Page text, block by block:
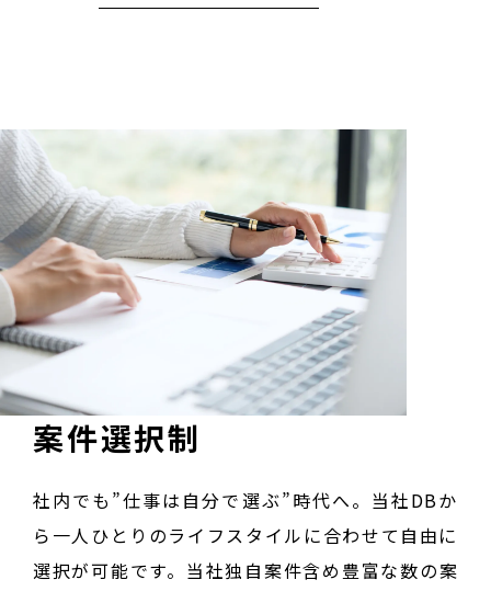
案件選択制
社内でも”仕事は自分で選ぶ”時代へ。当社DBか
ら一人ひとりのライフスタイルに合わせて自由に
選択が可能です。当社独自案件含め豊富な数の案